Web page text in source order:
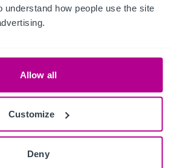
understand how people use the site
Allow all
Customize
Deny